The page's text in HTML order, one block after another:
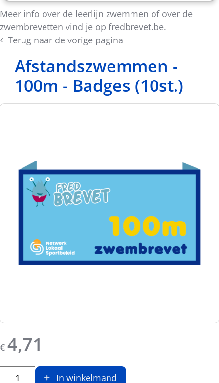
Meer info over de leerlijn zwemmen of over de
zwembrevetten vind je op fredbrevet.be.
Terug naar de vorige pagina
Afstandszwemmen -
100m - Badges (10st.)
€ 4,71
In winkelmand